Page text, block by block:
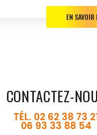
EN
CONTACTEZ-
TÉL. 02 62 38 73
06 93 33 88 54